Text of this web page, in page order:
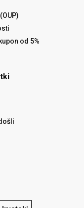
od 5%